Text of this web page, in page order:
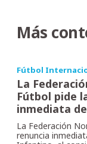
Más
Fútbol
La
Fútbol pide
inmediata
La Federación
renuncia